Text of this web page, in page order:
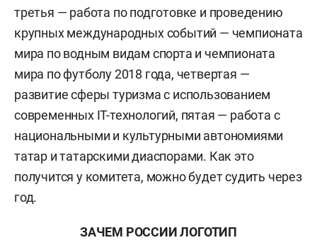
третья — работа по подготовке и проведению
крупных международных событий — чемпионата
мира по водным видам спорта и чемпионата
мира по футболу 2018 года, четвертая —
развитие сферы туризма с использованием
современных IT-технологий, пятая — работа с
национальными и культурными автономиями
татар и татарскими диаспорами. Как это
получится у комитета, можно будет судить через
год.
ЗАЧЕМ РОССИИ ЛОГОТИП